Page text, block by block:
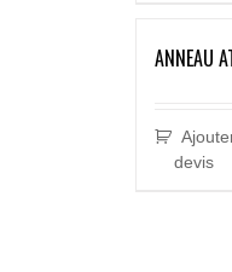
ANNEAU
devis